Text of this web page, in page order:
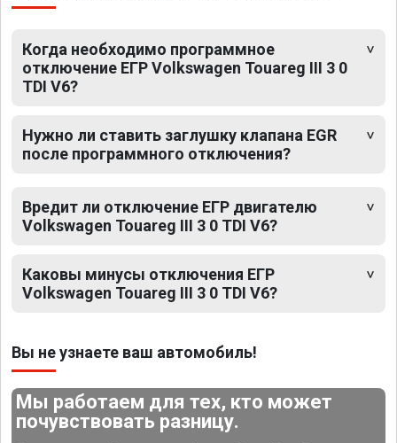
Когда необходимо программное
отключение ЕГР Volkswagen Touareg III 3 0
TDI V6?
Нужно ли ставить заглушку клапана EGR
после программного отключения?
Вредит ли отключение ЕГР двигателю
Volkswagen Touareg III 3 0 TDI V6?
Каковы минусы отключения ЕГР
Volkswagen Touareg III 3 0 TDI V6?
Вы не узнаете ваш автомобиль!
Мы работаем для тех, кто может
почувствовать разницу.